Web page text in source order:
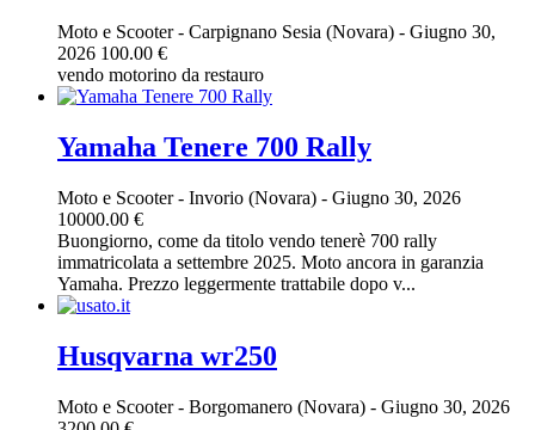
Moto e Scooter- Carpignano Sesia (Novara) - Giugno 30,
2026 100.00 €
vendo motorino da restauro
Yamaha Tenere 700 Rally
Moto e Scooter- Invorio (Novara) - Giugno 30, 2026
10000.00 €
Buongiorno, come da titolo vendo tenerè 700 rally
immatricolata a settembre 2025. Moto ancora in garanzia
Yamaha. Prezzo leggermente trattabile dopo v...
Husqvarna wr250
Moto e Scooter- Borgomanero (Novara) - Giugno 30, 2026